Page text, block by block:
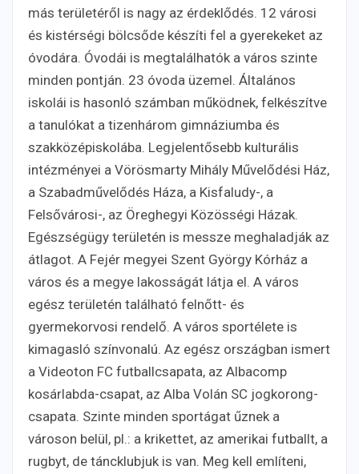
más területéről is nagy az érdeklődés. 12 városi
és kistérségi bölcsőde készíti fel a gyerekeket az
óvodára. Óvodái is megtalálhatók a város szinte
minden pontján. 23 óvoda üzemel. Általános
iskolái is hasonló számban működnek, felkészítve
a tanulókat a tizenhárom gimnáziumba és
szakközépiskolába. Legjelentősebb kulturális
intézményei a Vörösmarty Mihály Művelődési Ház,
a Szabadművelődés Háza, a Kisfaludy-, a
Felsővárosi-, az Öreghegyi Közösségi Házak.
Egészségügy területén is messze meghaladják az
átlagot. A Fejér megyei Szent György Kórház a
város és a megye lakosságát látja el. A város
egész területén található felnőtt- és
gyermekorvosi rendelő. A város sportélete is
kimagasló színvonalú. Az egész országban ismert
a Videoton FC futballcsapata, az Albacomp
kosárlabda-csapat, az Alba Volán SC jogkorong-
csapata. Szinte minden sportágat űznek a
városon belül, pl.: a krikettet, az amerikai futballt, a
rugbyt, de táncklubjuk is van. Meg kell említeni,